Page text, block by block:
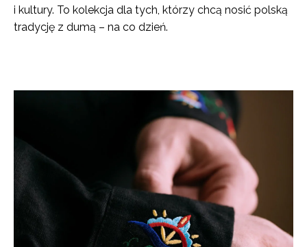
i kultury. To kolekcja dla tych, którzy chcą nosić polską
tradycję z dumą – na co dzień.